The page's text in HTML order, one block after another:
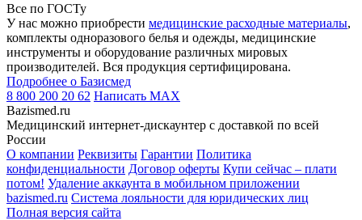
Все по ГОСТу
У нас можно приобрести медицинские расходные материалы,
комплекты одноразового белья и одежды, медицинские
инструменты и оборудование различных мировых
производителей. Вся продукция сертифицирована.
Подробнее о Базисмед
8 800 200 20 62 Написать MAX
Bazismed.ru
Медицинский интернет-дискаунтер с доставкой по всей
России
О компании Реквизиты Гарантии Политика
конфиденциальности Договор оферты Купи сейчас – плати
потом! Удаление аккаунта в мобильном приложении
bazismed.ru Система лояльности для юридических лиц
Полная версия сайта